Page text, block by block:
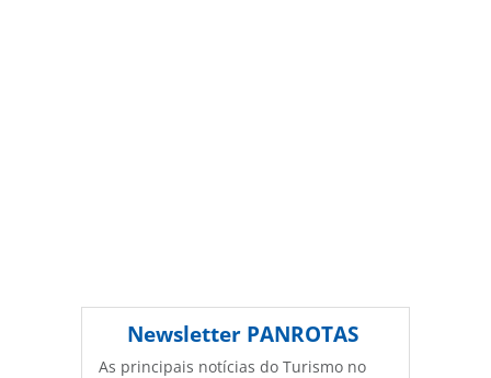
Newsletter PANROTAS
As principais notícias do Turismo no